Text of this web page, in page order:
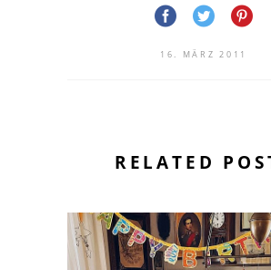
16. MÄRZ 2011
RELATED